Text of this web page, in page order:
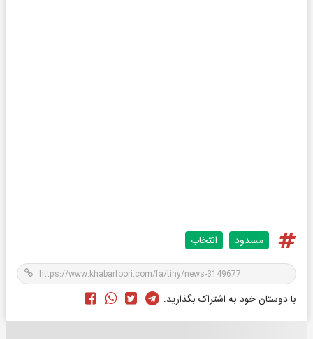
مسدود انتخاب
با دوستان خود به اشتراک بگذارید: